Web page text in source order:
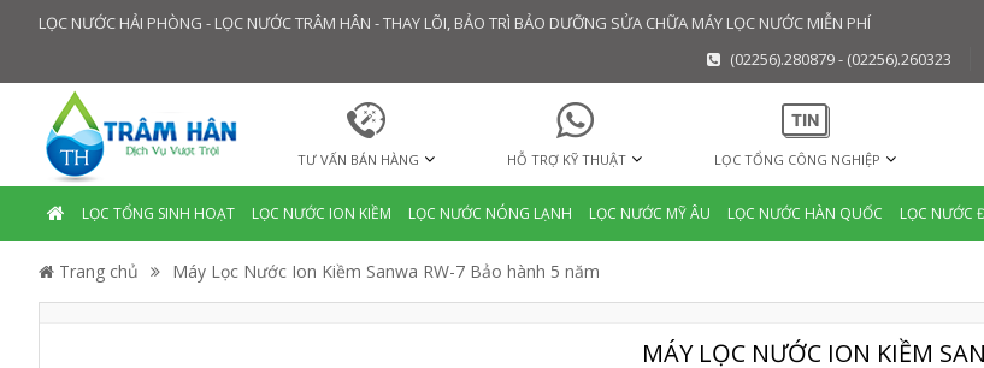
LỌC NƯỚC HẢI PHÒNG - LỌC NƯỚC TRÂM HÂN - THAY LÕI, BẢO TRÌ BẢO DƯỠNG SỬA CHỮA MÁY LỌC NƯỚC MIỄN PHÍ
(02256).280879 - (02256).260323
TƯ VẤN BÁN HÀNG HỖ TRỢ KỸ THUẬT LỌC TỔNG CÔNG NGHIỆP
LỌC TỔNG SINH HOẠT LỌC NƯỚC ION KIỀM LỌC NƯỚC NÓNG LẠNH LỌC NƯỚC MỸ ÂU LỌC NƯỚC HÀN QUỐC LỌC NƯỚC
Trang chủ Máy Lọc Nước Ion Kiềm Sanwa RW-7 Bảo hành 5 năm
MÁY LỌC NƯỚC ION KIỀM